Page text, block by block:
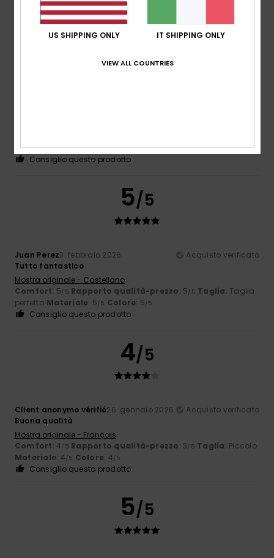
5
perfettaMateriale: 5/5 Colore: 5/5
Consiglio questo prodotto
5/5
Juan Perez3. febbraio 2026
Acquisto verificato
Tutto fantastico
Mostra originale - Castellano
Comfort: 5/5 Rapporto qualità-prezzo: 5/5 Taglia: Taglia
perfetta Materiale: 5/5 Colore: 5/5
Consiglio questo prodotto
4/5
Client anonyme vérifié26. gennaio 2026
Acquisto verificato
Buona qualità
Mostra originale - Français
Comfort: 4/5 Rapporto qualità-prezzo: 3/5 Taglia: Piccolo
Materiale: 4/5 Colore: 4/5
Consiglio questo prodotto
5/5
US SHIPPING ONLY IT SHIPPING ONLY
VIEW ALL COUNTRIES